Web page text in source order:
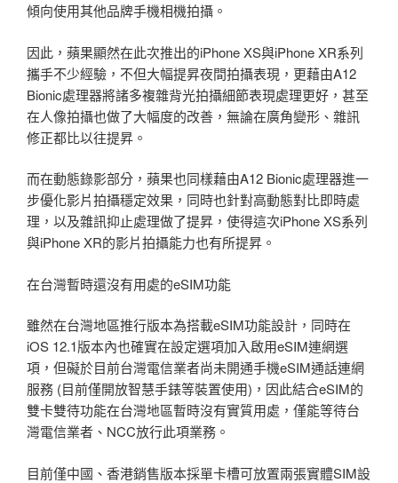
傾向使用其他品牌手機相機拍攝。
因此，蘋果顯然在此次推出的iPhone XS與iPhone XR系列
攜手不少經驗，不但大幅提昇夜間拍攝表現，更藉由A12
Bionic處理器將諸多複雜背光拍攝細節表現處理更好，甚至
在人像拍攝也做了大幅度的改善，無論在廣角變形、雜訊
修正都比以往提昇。
而在動態錄影部分，蘋果也同樣藉由A12 Bionic處理器進一
步優化影片拍攝穩定效果，同時也針對高動態對比即時處
理，以及雜訊抑止處理做了提昇，使得這次iPhone XS系列
與iPhone XR的影片拍攝能力也有所提昇。
在台灣暫時還沒有用處的eSIM功能
雖然在台灣地區推行版本為搭載eSIM功能設計，同時在
iOS 12.1版本內也確實在設定選項加入啟用eSIM連網選
項，但礙於目前台灣電信業者尚未開通手機eSIM通話連網
服務 (目前僅開放智慧手錶等裝置使用)，因此結合eSIM的
雙卡雙待功能在台灣地區暫時沒有實質用處，僅能等待台
灣電信業者、NCC放行此項業務。
目前僅中國、香港銷售版本採單卡槽可放置兩張實體SIM設